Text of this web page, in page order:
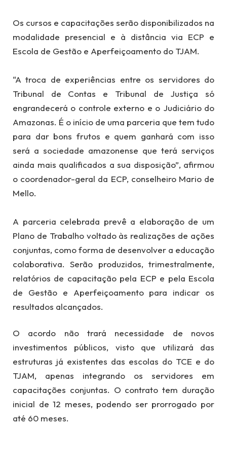
Os cursos e capacitações serão disponibilizados na
modalidade presencial e à distância via ECP e
Escola de Gestão e Aperfeiçoamento do TJAM.
“A troca de experiências entre os servidores do
Tribunal de Contas e Tribunal de Justiça só
engrandecerá o controle externo e o Judiciário do
Amazonas. É o início de uma parceria que tem tudo
para dar bons frutos e quem ganhará com isso
será a sociedade amazonense que terá serviços
ainda mais qualificados a sua disposição”, afirmou
o coordenador-geral da ECP, conselheiro Mario de
Mello.
A parceria celebrada prevê a elaboração de um
Plano de Trabalho voltado às realizações de ações
conjuntas, como forma de desenvolver a educação
colaborativa. Serão produzidos, trimestralmente,
relatórios de capacitação pela ECP e pela Escola
de Gestão e Aperfeiçoamento para indicar os
resultados alcançados.
O acordo não trará necessidade de novos
investimentos públicos, visto que utilizará das
estruturas já existentes das escolas do TCE e do
TJAM, apenas integrando os servidores em
capacitações conjuntas. O contrato tem duração
inicial de 12 meses, podendo ser prorrogado por
até 60 meses.